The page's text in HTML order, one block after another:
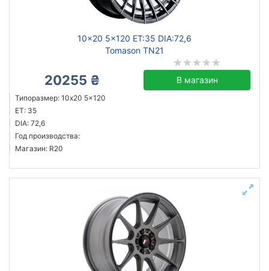
10x20 5x120 ET:35 DIA:72,6
Tomason TN21
20255 ₴ В магазин
Типоразмер: 10x20 5x120
ET: 35
DIA: 72,6
Год производства:
Магазин: R20